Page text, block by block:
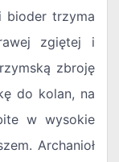
bioder trzyma
zgiętej i
zbroję
do kolan, na
w wysokie
Archanioł